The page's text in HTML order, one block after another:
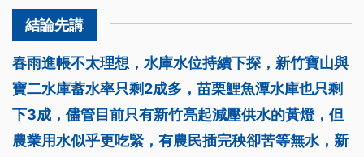
春雨進帳不太理想，水庫水位持續下探，新竹寶山與
寶二水庫蓄水率只剩2成多，苗栗鯉魚潭水庫也只剩
下3成，儘管目前只有新竹亮起減壓供水的黃燈，但
農業用水似乎更吃緊，有農民插完秧卻苦等無水，新